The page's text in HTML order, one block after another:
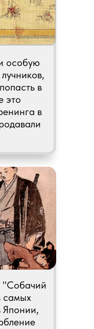
особую
в
это
в
"Собачий
самых
Японии,